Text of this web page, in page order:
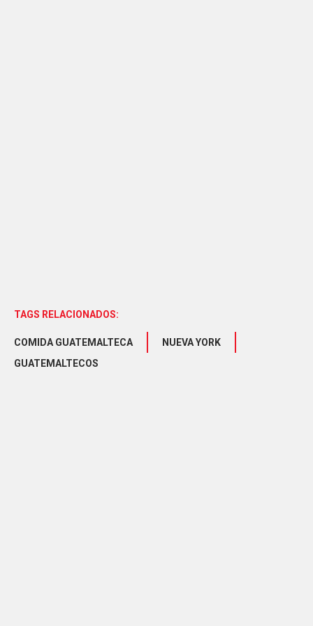
TAGS RELACIONADOS:
COMIDA GUATEMALTECA
NUEVA YORK
GUATEMALTECOS